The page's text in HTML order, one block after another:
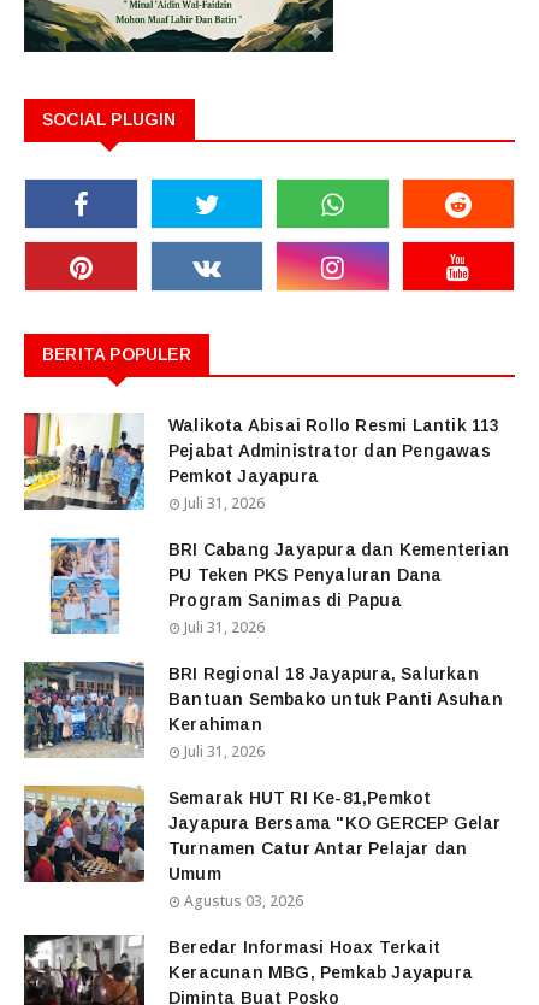
SOCIAL PLUGIN
BERITA POPULER
Walikota Abisai Rollo Resmi Lantik 113
Pejabat Administrator dan Pengawas
Pemkot Jayapura
Juli 31, 2026
BRI Cabang Jayapura dan Kementerian
PU Teken PKS Penyaluran Dana
Program Sanimas di Papua
Juli 31, 2026
BRI Regional 18 Jayapura, Salurkan
Bantuan Sembako untuk Panti Asuhan
Kerahiman
Juli 31, 2026
Semarak HUT RI Ke-81,Pemkot
Jayapura Bersama "KO GERCEP Gelar
Turnamen Catur Antar Pelajar dan
Umum
Agustus 03, 2026
Beredar Informasi Hoax Terkait
Keracunan MBG, Pemkab Jayapura
Diminta Buat Posko